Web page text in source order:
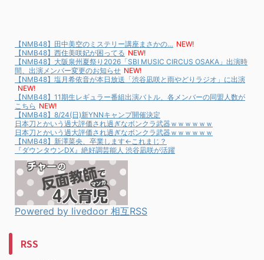
【NMB48】田中美空のミステリー講座まさかの… NEW!
【NMB48】西住美咲妃が困ってる NEW!
【NMB48】大阪泉州夏祭り2026「SBI MUSIC CIRCUS OSAKA」出演時
間、出演メンバー変更のお知らせ NEW!
【NMB48】塩月希依音が本日放送「渋谷凪咲と雨やどりラジオ」に出演
NEW!
【NMB48】11期生レギュラー番組出演バトル、各メンバーの同盟人数が
こちら NEW!
【NMB48】8/24(日)新YNNキャンプ開催決定
日本刀とかいう過大評価され過ぎなボンクラ武器ｗｗｗｗｗｗ
日本刀とかいう過大評価され過ぎなボンクラ武器ｗｗｗｗｗｗ
【NMB48】新澤菜央、卒業します←これまじ？
『ダウンタウンDX』絶好調芸能人 渋谷凪咲が活躍
Powered by livedoor 相互RSS
RSS